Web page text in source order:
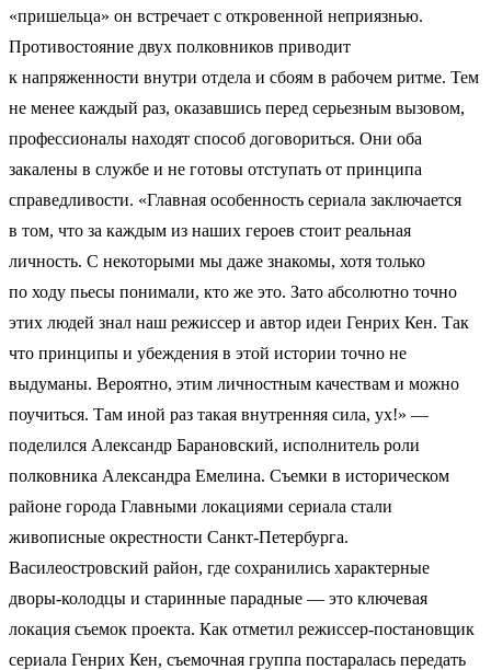
«пришельца» он встречает с откровенной неприязнью.
Противостояние двух полковников приводит
к напряженности внутри отдела и сбоям в рабочем ритме. Тем
не менее каждый раз, оказавшись перед серьезным вызовом,
профессионалы находят способ договориться. Они оба
закалены в службе и не готовы отступать от принципа
справедливости. «Главная особенность сериала заключается
в том, что за каждым из наших героев стоит реальная
личность. С некоторыми мы даже знакомы, хотя только
по ходу пьесы понимали, кто же это. Зато абсолютно точно
этих людей знал наш режиссер и автор идеи Генрих Кен. Так
что принципы и убеждения в этой истории точно не
выдуманы. Вероятно, этим личностным качествам и можно
поучиться. Там иной раз такая внутренняя сила, ух!» —
поделился Александр Барановский, исполнитель роли
полковника Александра Емелина. Съемки в историческом
районе города Главными локациями сериала стали
живописные окрестности Санкт-Петербурга.
Василеостровский район, где сохранились характерные
дворы-колодцы и старинные парадные — это ключевая
локация съемок проекта. Как отметил режиссер-постановщик
сериала Генрих Кен, съемочная группа постаралась передать